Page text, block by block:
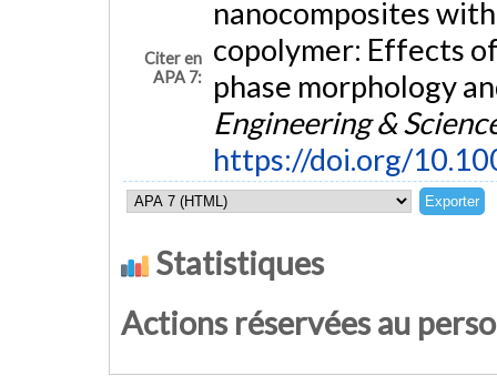
Citer en
APA 7:
nanocomposites
copolymer: Effects
phase morphology
Engineering &
https://doi.org/
Statistiques
Actions réservées au